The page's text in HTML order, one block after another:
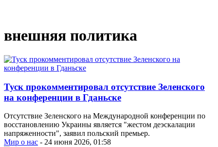
внешняя политика
Туск прокомментировал отсутствие Зеленского
на конференции в Гданьске
Отсутствие Зеленского на Международной конференции по
восстановлению Украины является "жестом деэскалации
напряженности", заявил польский премьер.
Мир о нас - 24 июня 2026, 01:58